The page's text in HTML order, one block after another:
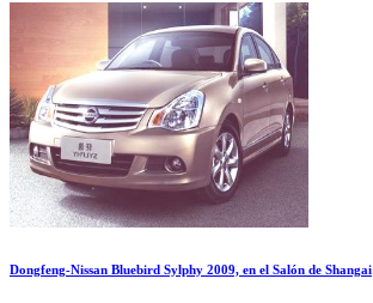
Dongfeng-Nissan Bluebird Sylphy 2009, en el Salón de Shangai